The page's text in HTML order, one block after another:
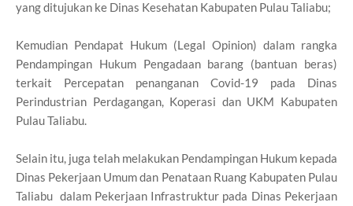
yang ditujukan ke Dinas Kesehatan Kabupaten Pulau Taliabu;
Kemudian Pendapat Hukum (Legal Opinion) dalam rangka
Pendampingan Hukum Pengadaan barang (bantuan beras)
terkait Percepatan penanganan Covid-19 pada Dinas
Perindustrian Perdagangan, Koperasi dan UKM Kabupaten
Pulau Taliabu.
Selain itu, juga telah melakukan Pendampingan Hukum kepada
Dinas Pekerjaan Umum dan Penataan Ruang Kabupaten Pulau
Taliabu dalam Pekerjaan Infrastruktur pada Dinas Pekerjaan